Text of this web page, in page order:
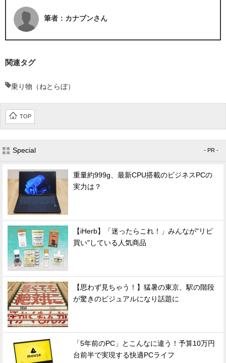
筆者：カナブンさん
関連タグ
乗り物（ねとらぼ）
TOP
Special - PR -
重量約999g、最新CPU搭載のビジネスPCの
実力は？
【iHerb】「迷ったらこれ！」みんなが"リピ
買い"している人気商品
【思わず見ちゃう！】猛暑の東京、駅の階段
が驚きのビジュアルになり話題に
「5年前のPC」とこんなに違う！予算10万円
台前半で実現する快適PCライフ